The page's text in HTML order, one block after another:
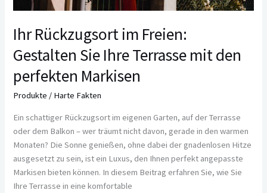
Ihr Rückzugsort im Freien:
Gestalten Sie Ihre Terrasse mit den
perfekten Markisen
Produkte / Harte Fakten
Ein schattiger Rückzugsort im eigenen Garten, auf der Terrasse
oder dem Balkon – wer träumt nicht davon, gerade in den warmen
Monaten? Die Sonne genießen, ohne dabei der gnadenlosen Hitze
ausgesetzt zu sein, ist ein Luxus, den Ihnen perfekt angepasste
Markisen bieten können. In diesem Beitrag erfahren Sie, wie Sie
Ihre Terrasse in eine komfortable
Markisen